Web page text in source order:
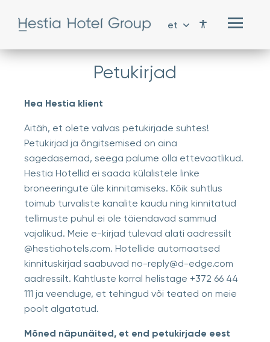
et
Petukirjad
Hea Hestia klient
Aitäh, et olete valvas petukirjade suhtes!
Petukirjad ja õngitsemised on aina
sagedasemad, seega palume olla ettevaatlikud.
Hestia Hotellid ei saada külalistele linke
broneeringute üle kinnitamiseks. Kõik suhtlus
toimub turvaliste kanalite kaudu ning kinnitatud
tellimuste puhul ei ole täiendavad sammud
vajalikud. Meie e-kirjad tulevad alati aadressilt
@hestiahotels.com. Hotellide automaatsed
kinnituskirjad saabuvad no-reply@d-edge.com
aadressilt. Kahtluste korral helistage +372 66 44
111 ja veenduge, et tehingud või teated on meie
poolt algatatud.
Mõned näpunäited, et end petukirjade eest